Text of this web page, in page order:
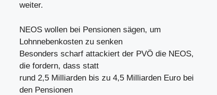
weiter.
NEOS wollen bei Pensionen sägen, um
Lohnnebenkosten zu senken
Besonders scharf attackiert der PVÖ die NEOS,
die fordern, dass statt
rund 2,5 Milliarden bis zu 4,5 Milliarden Euro bei
den Pensionen